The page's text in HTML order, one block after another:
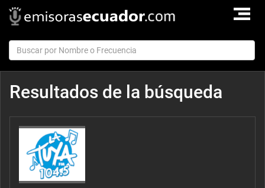
TOGGLE
Resultados de la búsqueda